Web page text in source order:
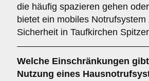
die häufig spazieren gehen
bietet ein mobiles Notrufsystem
Sicherheit in Taufkirchen
Welche Einschränkungen
Nutzung eines